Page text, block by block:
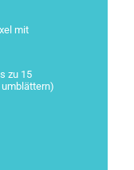
mit
zu 15